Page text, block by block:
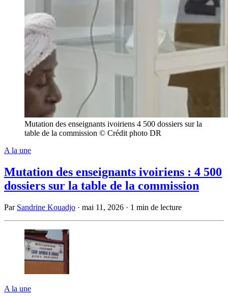
Mutation des enseignants ivoiriens 4 500 dossiers sur la
table de la commission © Crédit photo DR
A la une
Mutation des enseignants ivoiriens : 4 500
dossiers sur la table de la commission
Par Sandrine Kouadjo · mai 11, 2026 · 1 min de lecture
A la une